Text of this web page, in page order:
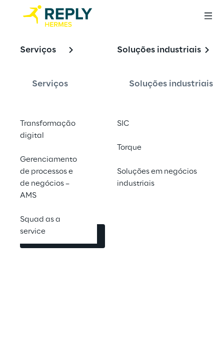
Serviços
Serviços
Transformação
digital
Gerenciamento
de processos e
de negócios –
AMS
Squad as a
service
Soluções industriais
Soluções industriais
SIC
Torque
Soluções em negócios
industriais
Capacitando
empresas na
jornada da
digital por meio de
tecnologias
disruptivas
Fale conosco